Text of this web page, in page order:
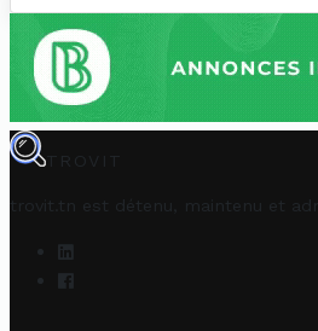
TROVIT
trovit.tn est détenu, maintenu et